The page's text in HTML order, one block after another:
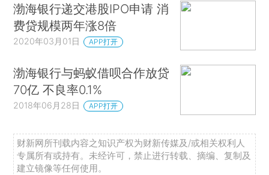
渤海银行递交港股IPO申请 消
费贷规模两年涨8倍
2020年03月01日 APP打开
渤海银行与蚂蚁借呗合作放贷
70亿 不良率0.1%
2018年06月28日 APP打开
财新网所刊载内容之知识产权为财新传媒及/或相关权利人
专属所有或持有。未经许可，禁止进行转载、摘编、复制及
建立镜像等任何使用。